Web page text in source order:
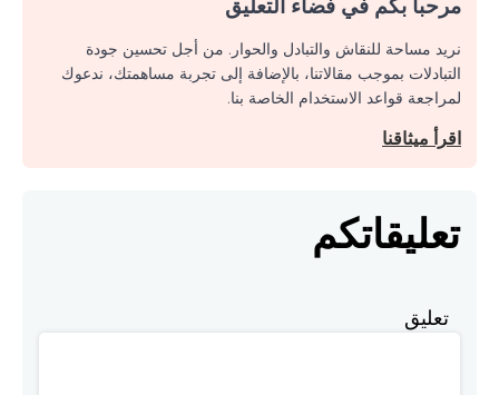
مرحبا بكم في فضاء التعليق
نريد مساحة للنقاش والتبادل والحوار. من أجل تحسين جودة
التبادلات بموجب مقالاتنا، بالإضافة إلى تجربة مساهمتك، ندعوك
لمراجعة قواعد الاستخدام الخاصة بنا.
اقرأ ميثاقنا
تعليقاتكم
تعليق